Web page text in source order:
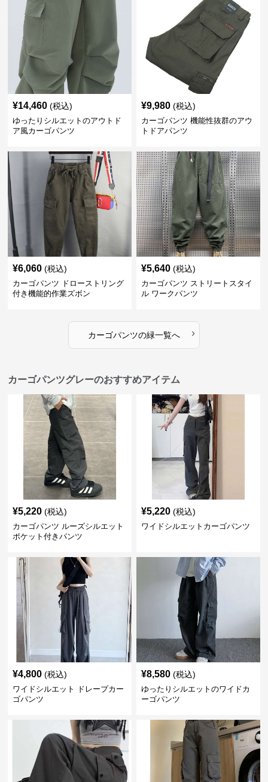
¥14,460 (税込)
ゆったりシルエットのアウトド
ア風カーゴパンツ
¥9,980 (税込)
カーゴパンツ 機能性抜群のアウ
トドアパンツ
¥6,060 (税込)
カーゴパンツ ドローストリング
付き機能的作業ズボン
¥5,640 (税込)
カーゴパンツ ストリートスタイ
ル ワークパンツ
カーゴパンツの緑一覧へ ›
カーゴパンツグレーのおすすめアイテム
¥5,220 (税込)
カーゴパンツ ルーズシルエット
ポケット付きパンツ
¥5,220 (税込)
ワイドシルエットカーゴパンツ
¥4,800 (税込)
ワイドシルエット ドレープカー
ゴパンツ
¥8,580 (税込)
ゆったりシルエットのワイドカ
ーゴパンツ